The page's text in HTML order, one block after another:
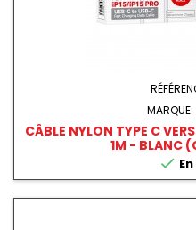
MARQUE:
CÂBLE NYLON TYPE C
1M - BLANC
